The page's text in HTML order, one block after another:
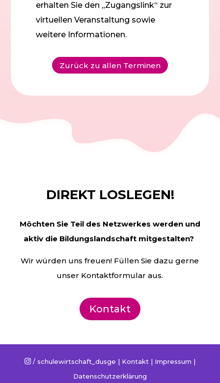
erhalten Sie den „Zugangslink“ zur
virtuellen Veranstaltung sowie
weitere Informationen.
Zurück zu allen Terminen
DIREKT LOSLEGEN!
Möchten Sie Teil des Netzwerkes werden und
aktiv die Bildungslandschaft mitgestalten?
Wir würden uns freuen! Füllen Sie dazu gerne
unser Kontaktformular aus.
Kontakt
 / schulewirtschaft_dusge | Kontakt | Impressum |
Datenschutzerklärung